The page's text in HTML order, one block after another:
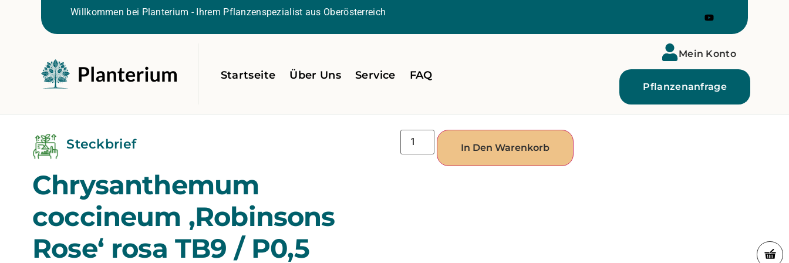
Willkommen bei Planterium - Ihrem Pflanzenspezialist aus Oberösterreich
Startseite Über Uns Service FAQ
Mein Konto
Pflanzenanfrage
Steckbrief
Chrysanthemum
coccineum ‚Robinsons
Rose‘ rosa TB9 / P0,5
In Den Warenkorb